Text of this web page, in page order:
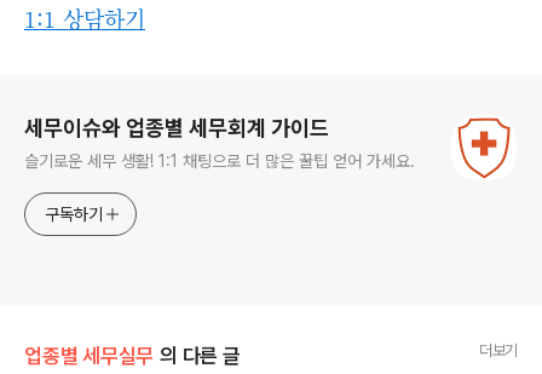
1:1 상담하기
세무이슈와 업종별 세무회계 가이드
슬기로운 세무 생활! 1:1 채팅으로 더 많은 꿀팁 얻어 가세요.
구독하기
업종별 세무실무 의 다른 글 더보기